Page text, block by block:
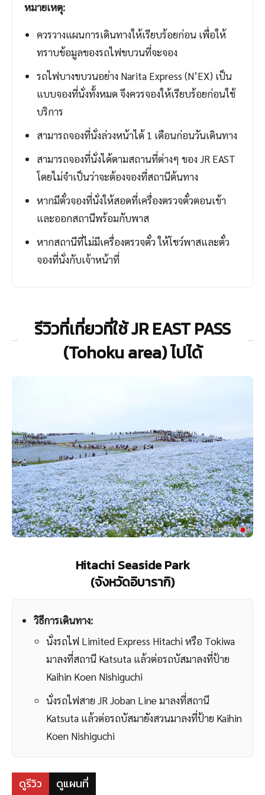
หมายเหตุ:
ควรวางแผนการเดินทางให้เรียบร้อยก่อน เพื่อให้
ทราบข้อมูลของรถไฟขบวนที่จะจอง
รถไฟบางขบวนอย่าง Narita Express (N’EX) เป็น
แบบจองที่นั่งทั้งหมด จึงควรจองให้เรียบร้อยก่อนใช้
บริการ
สามารถจองที่นั่งล่วงหน้าได้ 1 เดือนก่อนวันเดินทาง
สามารถจองที่นั่งได้ตามสถานที่ต่างๆ ของ JR EAST
โดยไม่จำเป็นว่าจะต้องจองที่สถานีต้นทาง
หากมีตั๋วจองที่นั่งให้สอดที่เครื่องตรวจตั๋วตอนเข้า
และออกสถานีพร้อมกับพาส
หากสถานีที่ไม่มีเครื่องตรวจตั๋ว ให้โชว์พาสและตั๋ว
จองที่นั่งกับเจ้าหน้าที่
รีวิวที่เที่ยวที่ใช้ JR EAST PASS
(Tohoku area) ไปได้
Hitachi Seaside Park
(จังหวัดอิบารากิ)
วิธีการเดินทาง:
นั่งรถไฟ Limited Express Hitachi หรือ Tokiwa
มาลงที่สถานี Katsuta แล้วต่อรถบัสมาลงที่ป้าย
Kaihin Koen Nishiguchi
นั่งรถไฟสาย JR Joban Line มาลงที่สถานี
Katsuta แล้วต่อรถบัสมายังสวนมาลงที่ป้าย Kaihin
Koen Nishiguchi
ดูรีวิว ดูแผนที่